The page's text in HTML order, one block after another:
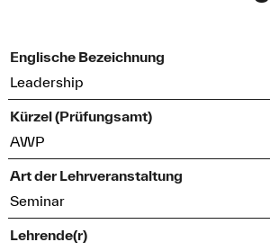
Englische Bezeichnung
Leadership
Kürzel (Prüfungsamt)
AWP
Art der Lehrveranstaltung
Seminar
Lehrende(r)